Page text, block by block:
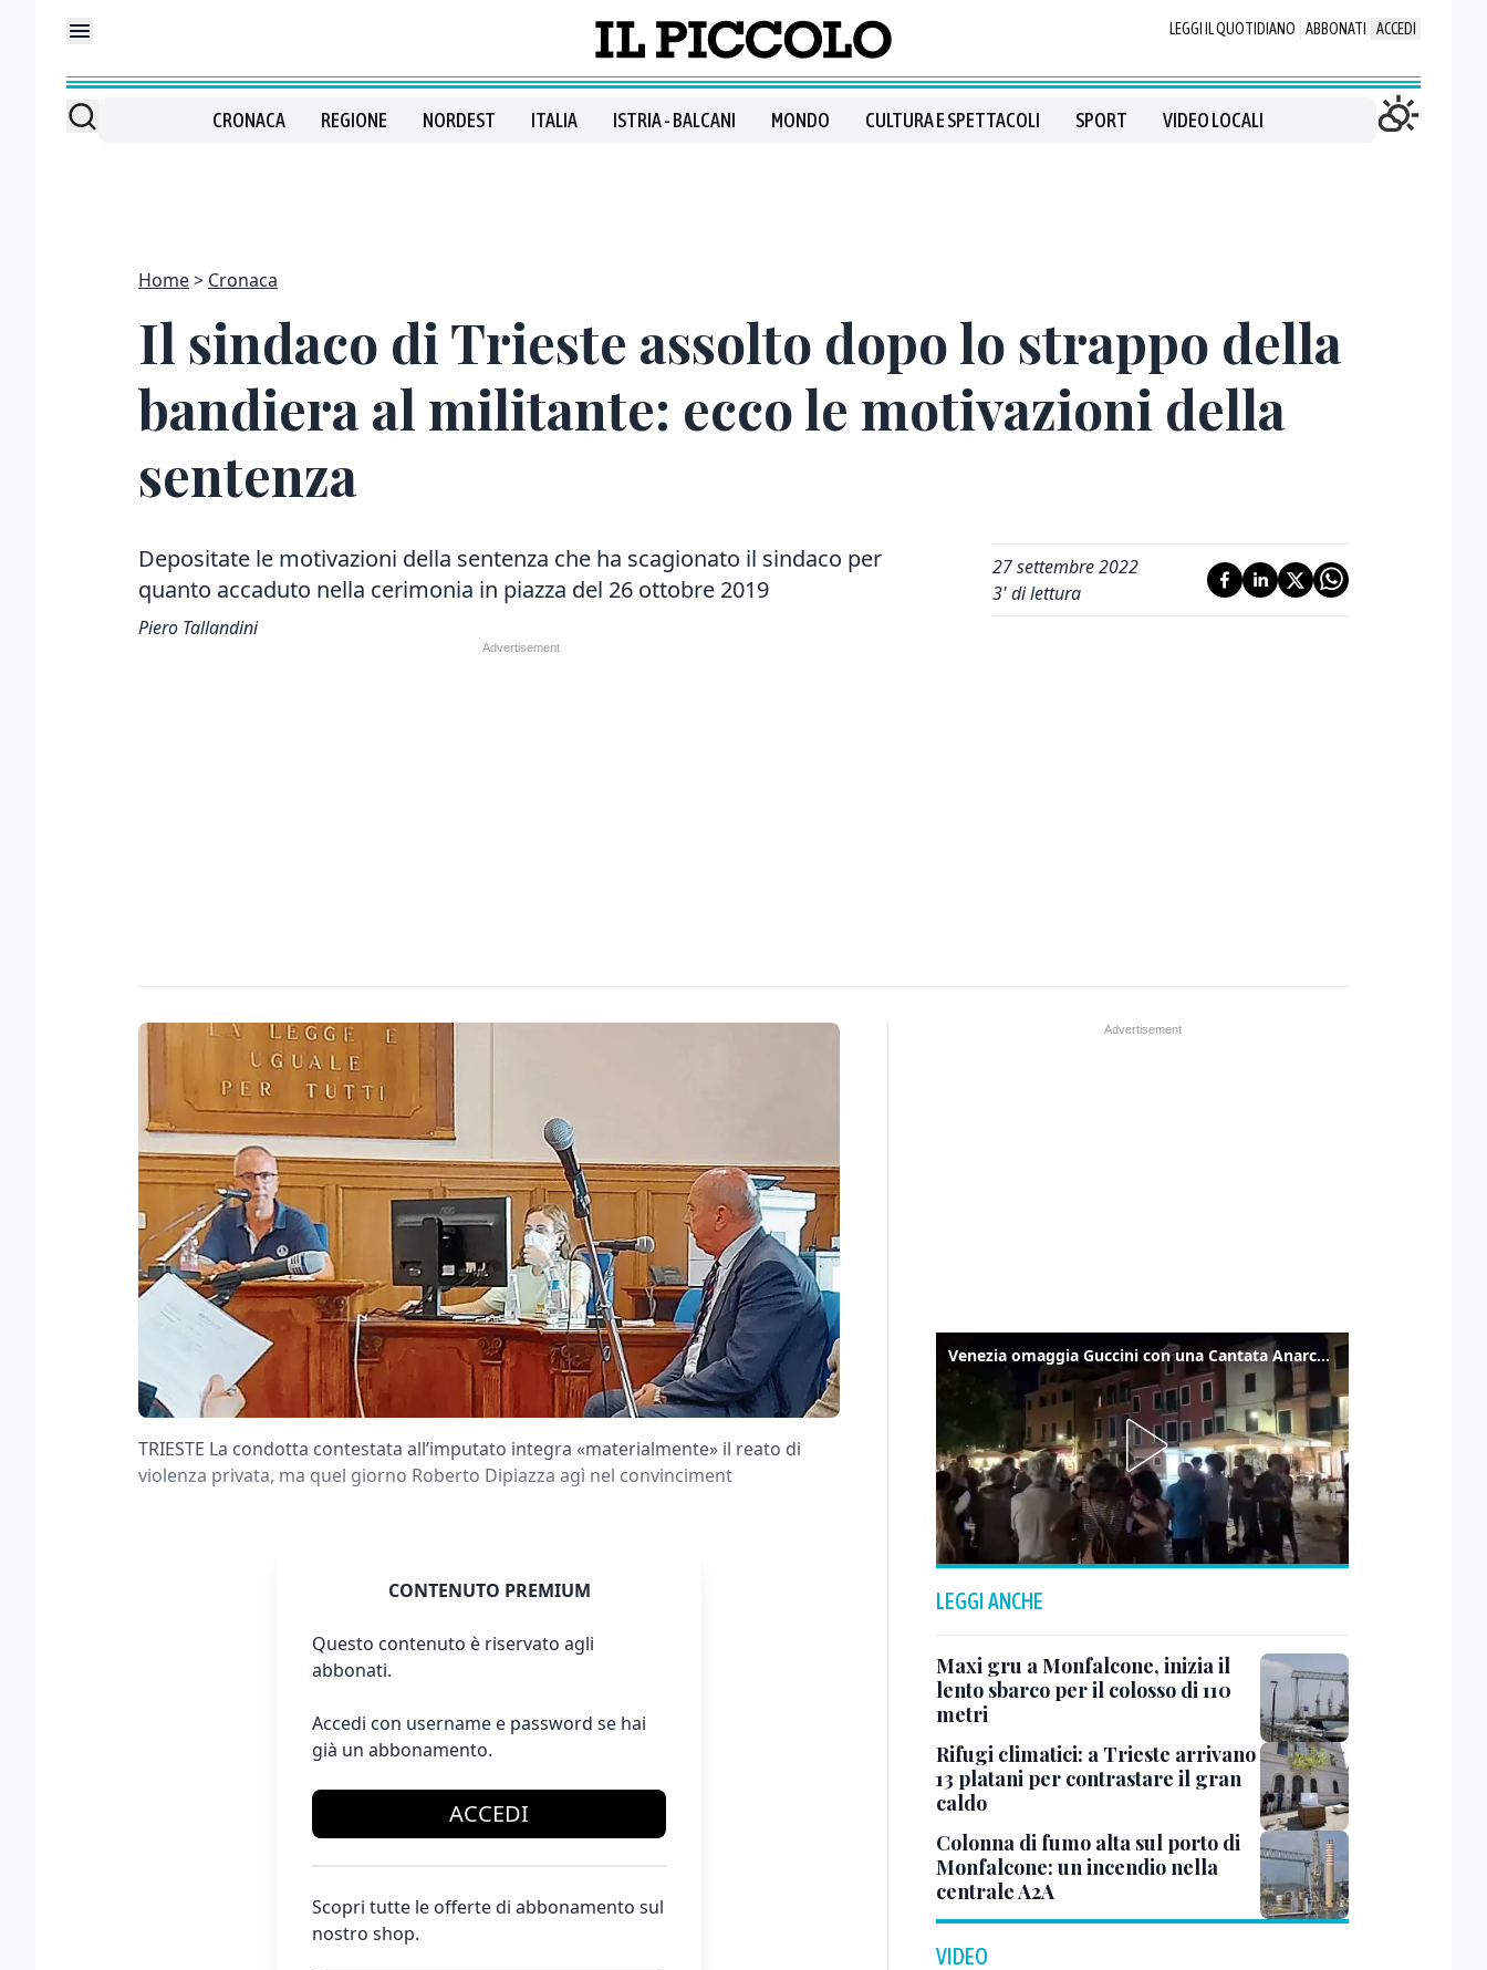
LEGGI IL QUOTIDIANO ABBONATI ACCEDI
CRONACA REGIONE NORDEST ITALIA ISTRIA - BALCANI MONDO CULTURA E SPETTACOLI SPORT VIDEO LOCALI
Home Cronaca
Il sindaco di Trieste assolto dopo lo strappo della
bandiera al militante: ecco le motivazioni della
sentenza
Depositate le motivazioni della sentenza che ha scagionato il sindaco per
quanto accaduto nella cerimonia in piazza del 26 ottobre 2019
Piero Tallandini
27 settembre 2022
3' di lettura
TRIESTE La condotta contestata all’imputato integra «materialmente» il reato di
violenza privata, ma quel giorno Roberto Dipiazza agì nel convinciment
CONTENUTO PREMIUM
Questo contenuto è riservato agli
abbonati.
Accedi con username e password se hai
già un abbonamento.
ACCEDI
Scopri tutte le offerte di abbonamento sul
nostro shop.
Venezia omaggia Guccini con una Cantata Anarchica in campo Santa Margherita
LEGGI ANCHE
Maxi gru a Monfalcone, inizia il
lento sbarco per il colosso di 110
metri
Rifugi climatici: a Trieste arrivano
13 platani per contrastare il gran
caldo
Colonna di fumo alta sul porto di
Monfalcone: un incendio nella
centrale A2A
VIDEO